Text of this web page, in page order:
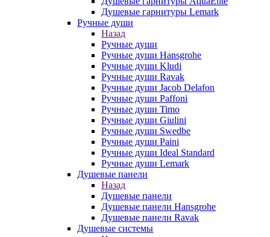
Душевые гарнитуры Lemark
Ручные души
Назад
Ручные души
Ручные души Hansgrohe
Ручные души Kludi
Ручные души Ravak
Ручные души Jacob Delafon
Ручные души Paffoni
Ручные души Timo
Ручные души Giulini
Ручные души Swedbe
Ручные души Paini
Ручные души Ideal Standard
Ручные души Lemark
Душевые панели
Назад
Душевые панели
Душевые панели Hansgrohe
Душевые панели Ravak
Душевые системы